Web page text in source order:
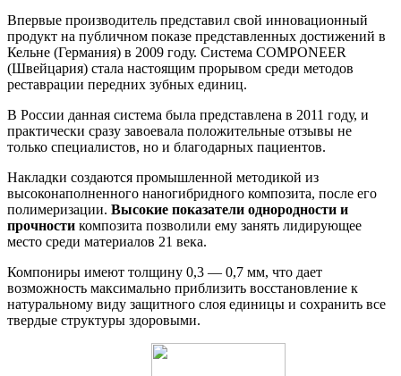
Впервые производитель представил свой инновационный
продукт на публичном показе представленных достижений в
Кельне (Германия) в 2009 году. Система COMPONEER
(Швейцария) стала настоящим прорывом среди методов
реставрации передних зубных единиц.
В России данная система была представлена в 2011 году, и
практически сразу завоевала положительные отзывы не
только специалистов, но и благодарных пациентов.
Накладки создаются промышленной методикой из
высоконаполненного наногибридного композита, после его
полимеризации. Высокие показатели однородности и
прочности композита позволили ему занять лидирующее
место среди материалов 21 века.
Компониры имеют толщину 0,3 — 0,7 мм, что дает
возможность максимально приблизить восстановление к
натуральному виду защитного слоя единицы и сохранить все
твердые структуры здоровыми.